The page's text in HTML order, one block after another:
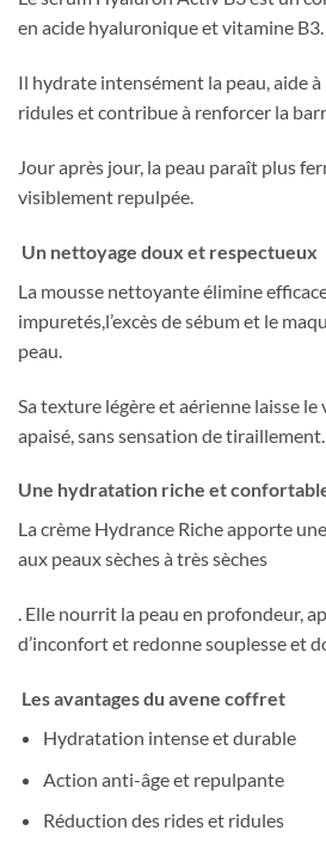
en acide hyaluronique et vitamine B3.
Il hydrate intensément la peau, aide
ridules et contribue à renforcer la
Jour après jour, la peau paraît plus
visiblement repulpée.
Un nettoyage doux et respectueux
La mousse nettoyante élimine
impuretés,l’excès de sébum et le
peau.
Sa texture légère et aérienne laisse
apaisé, sans sensation de tiraillement.
Une hydratation riche et
La crème Hydrance Riche apporte
aux peaux sèches à très sèches
. Elle nourrit la peau en profondeur,
d’inconfort et redonne souplesse et
Les avantages du avene coffret
Hydratation intense et durable
Action anti-âge et repulpante
Réduction des rides et ridules